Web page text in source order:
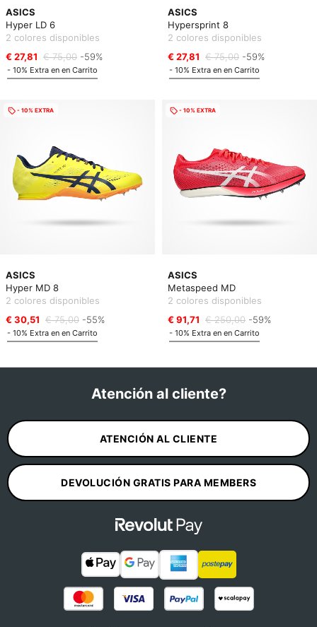
ASICS
Hyper LD 6
2 colores disponibles
€ 27,81 € 75,00 -59%
- 10% Extra en en Carrito
ASICS
Hypersprint 8
2 colores disponibles
€ 27,81 € 75,00 -59%
- 10% Extra en en Carrito
ASICS
Hyper MD 8
2 colores disponibles
€ 30,51 € 75,00 -55%
- 10% Extra en en Carrito
- 10% EXTRA
ASICS
Metaspeed MD
2 colores disponibles
€ 91,71 € 250,00 -59%
- 10% Extra en en Carrito
- 10% EXTRA
Atención al cliente?
ATENCIÓN AL CLIENTE
DEVOLUCIÓN GRATIS PARA MEMBERS